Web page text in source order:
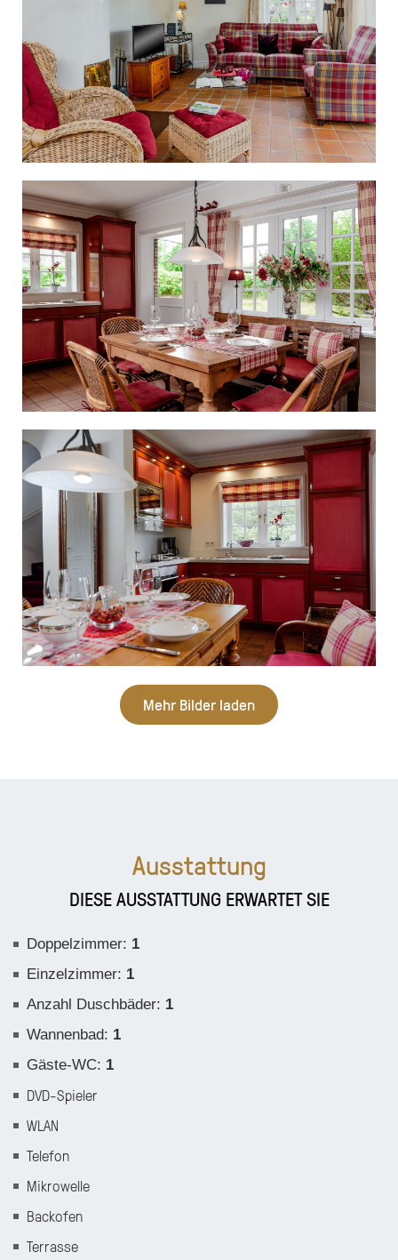
Mehr Bilder laden
Ausstattung
DIESE AUSSTATTUNG ERWARTET SIE
Doppelzimmer: 1
Einzelzimmer: 1
Anzahl Duschbäder: 1
Wannenbad: 1
Gäste-WC: 1
DVD-Spieler
WLAN
Telefon
Mikrowelle
Backofen
Terrasse